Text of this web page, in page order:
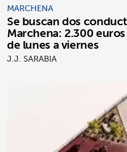
MARCHENA
Se buscan dos
Marchena: 2.300
de lunes a viernes
J.J. SARABIA